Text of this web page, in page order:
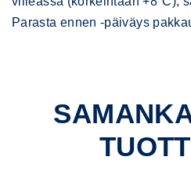
Parasta ennen -päiväys